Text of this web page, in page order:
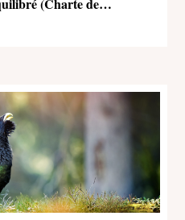
(Charte de